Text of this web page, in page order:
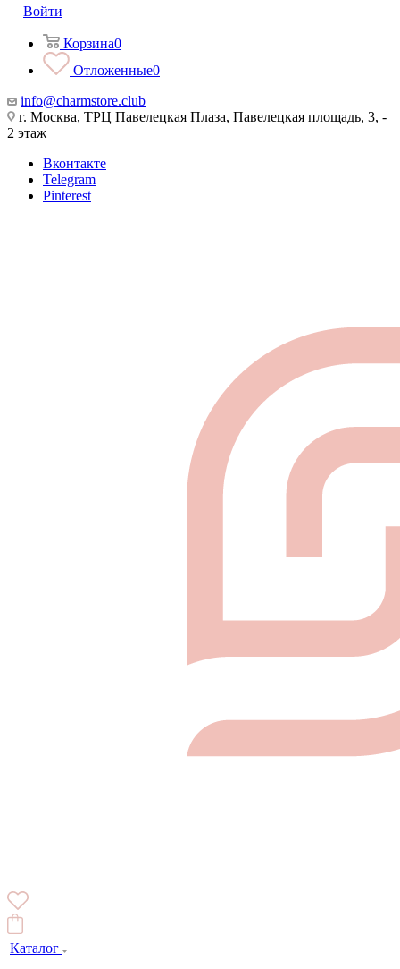
Войти
Корзина0
Отложенные0
info@charmstore.club
г. Москва, ТРЦ Павелецкая Плаза, Павелецкая площадь, 3, -
2 этаж
Вконтакте
Telegram
Pinterest
Каталог